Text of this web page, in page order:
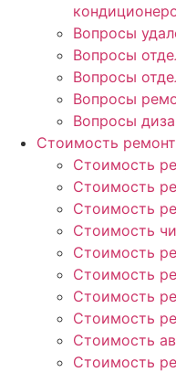
Вопросы
Вопросы
Вопросы
Вопросы
Вопросы
Стоимость
Стоимость
Стоимость
Стоимость
Стоимость
Стоимость
Стоимость
Стоимость
Стоимость
Стоимость
Стоимость